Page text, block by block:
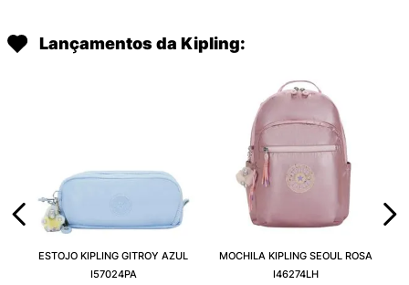
Lançamentos da Kipling:
ESTOJO KIPLING GITROY AZUL
I57024PA
MOCHILA KIPLING SEOUL ROSA
I46274LH